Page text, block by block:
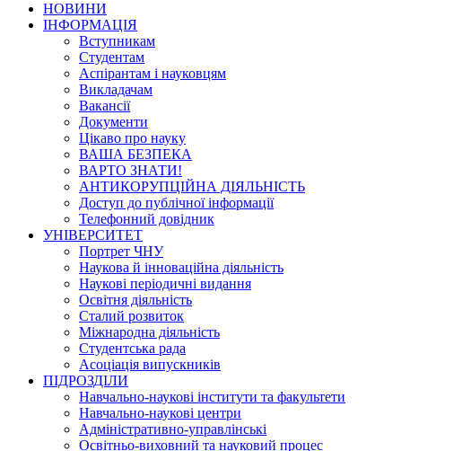
НОВИНИ
ІНФОРМАЦІЯ
Вступникам
Студентам
Аспірантам і науковцям
Викладачам
Вакансії
Документи
Цікаво про науку
ВАША БЕЗПЕКА
ВАРТО ЗНАТИ!
АНТИКОРУПЦІЙНА ДІЯЛЬНІСТЬ
Доступ до публічної інформації
Телефонний довідник
УНІВЕРСИТЕТ
Портрет ЧНУ
Наукова й інноваційна діяльність
Наукові періодичні видання
Освітня діяльність
Сталий розвиток
Міжнародна діяльність
Студентська рада
Асоціація випускників
ПІДРОЗДІЛИ
Навчально-наукові інститути та факультети
Навчально-наукові центри
Адміністративно-управлінські
Освітньо-виховний та науковий процес